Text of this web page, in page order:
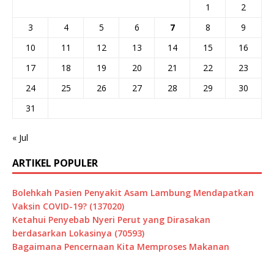
1
2
3
4 5 6 7 8
9
10
11 12 13 14 15
16
17
18 19 20 21 22
23
24
25 26 27 28 29
30
31
« Jul
ARTIKEL POPULER
Bolehkah Pasien Penyakit Asam Lambung Mendapatkan
Vaksin COVID-19? (137020)
Ketahui Penyebab Nyeri Perut yang Dirasakan
berdasarkan Lokasinya (70593)
Bagaimana Pencernaan Kita Memproses Makanan